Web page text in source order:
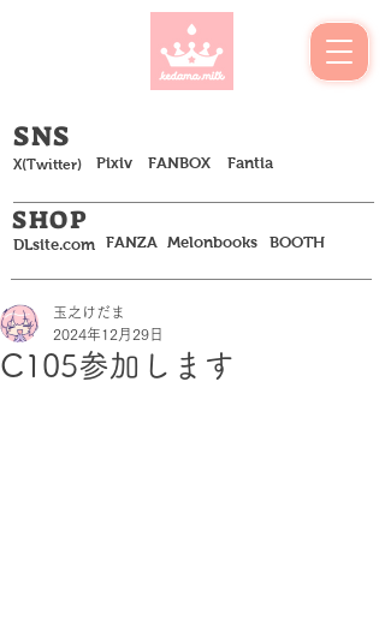
​SNS
​X(Twitter) Pixiv Fantia
FANBOX
SHOP
DLsite.com FANZA Melonbooks BOOTH
C105参加します
玉之けだま
2024年12月29日